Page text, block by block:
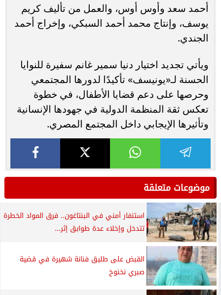
أحمد سعد وأوس أوس، والعمل من تأليف كريم
يوسف، وإنتاج محمد أحمد السبكي، وإخراج أحمد
الجندي.
ويأتي تجديد اختيار دنيا سمير غانم سفيرة للنوايا
الحسنة لـ«يونيسف» تأكيدًا لدورها المجتمعي
وحرصها على دعم قضايا الأطفال، في خطوة
تعكس ثقة المنظمة الدولية في جهودها الإنسانية
وتأثيرها الإيجابي داخل المجتمع المصري.
موضوعات متعلقة
استنفار أمني في البنتاغون.. فرق المواد الخطرة
تتدخل وإخلاء عدة طوابق إثر...
القبض على طليق فنانة شهيرة في قضية
صبري نخنوخ